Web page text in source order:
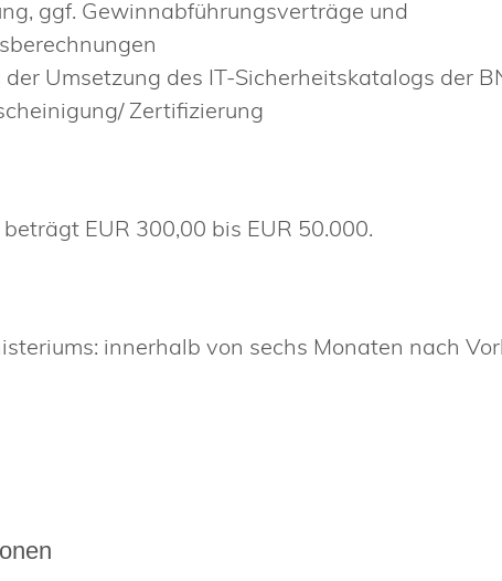
ggf. Gewinnabführungsverträge und
Umsetzung des IT-Sicherheitskatalogs der
Zertifizierung
EUR 300,00 bis EUR 50.000.
innerhalb von sechs Monaten nach